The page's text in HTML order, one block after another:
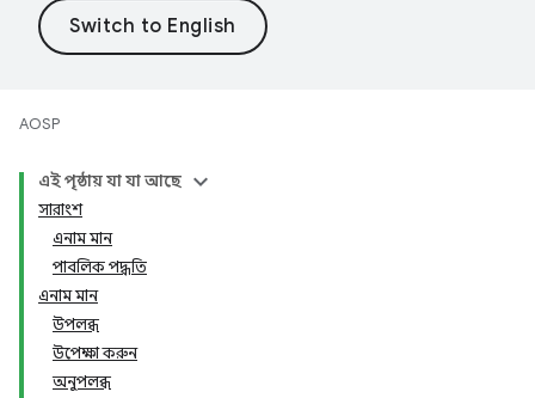
AOSP
এই পৃষ্ঠায় যা যা আছে
সারাংশ
এনাম মান
পাবলিক পদ্ধতি
এনাম মান
উপলব্ধ
উপেক্ষা করুন
অনুপলব্ধ